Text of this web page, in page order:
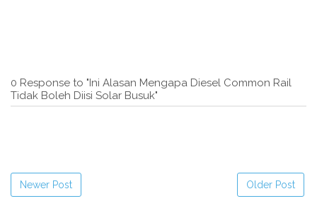
0 Response to "Ini Alasan Mengapa Diesel Common Rail
Tidak Boleh Diisi Solar Busuk"
Newer Post Older Post